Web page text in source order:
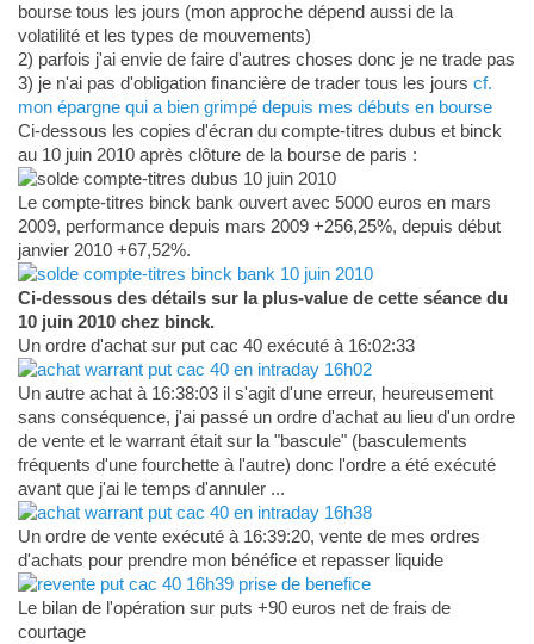
bourse tous les jours (mon approche dépend aussi de la
volatilité et les types de mouvements)
2) parfois j'ai envie de faire d'autres choses donc je ne trade pas
3) je n'ai pas d'obligation financière de trader tous les jours cf.
mon épargne qui a bien grimpé depuis mes débuts en bourse
Ci-dessous les copies d'écran du compte-titres dubus et binck
au 10 juin 2010 après clôture de la bourse de paris :
Le compte-titres binck bank ouvert avec 5000 euros en mars
2009, performance depuis mars 2009 +256,25%, depuis début
janvier 2010 +67,52%.
Ci-dessous des détails sur la plus-value de cette séance du
10 juin 2010 chez binck.
Un ordre d'achat sur put cac 40 exécuté à 16:02:33
Un autre achat à 16:38:03 il s'agit d'une erreur, heureusement
sans conséquence, j'ai passé un ordre d'achat au lieu d'un ordre
de vente et le warrant était sur la "bascule" (basculements
fréquents d'une fourchette à l'autre) donc l'ordre a été exécuté
avant que j'ai le temps d'annuler ...
Un ordre de vente exécuté à 16:39:20, vente de mes ordres
d'achats pour prendre mon bénéfice et repasser liquide
Le bilan de l'opération sur puts +90 euros net de frais de
courtage